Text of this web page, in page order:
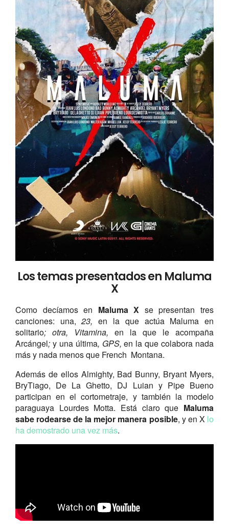
Los temas presentados en Maluma
X
Como decíamos en Maluma X se presentan tres
canciones: una,23,en la que actúa Maluma en
solitario; otra, Vitamina, en la que le acompaña
Arcángel; y una última, GPS,en la que colabora nada
más y nada menos que French Montana.
Además de ellos Almighty, Bad Bunny, Bryant Myers,
BryTiago, De La Ghetto, DJ Luian y Pipe Bueno
participan en el cortometraje, y también la modelo
paraguaya Lourdes Motta. Está claro que Maluma
sabe rodearse de la mejor manera posible, y en X lo
ha demostrado una vez más.